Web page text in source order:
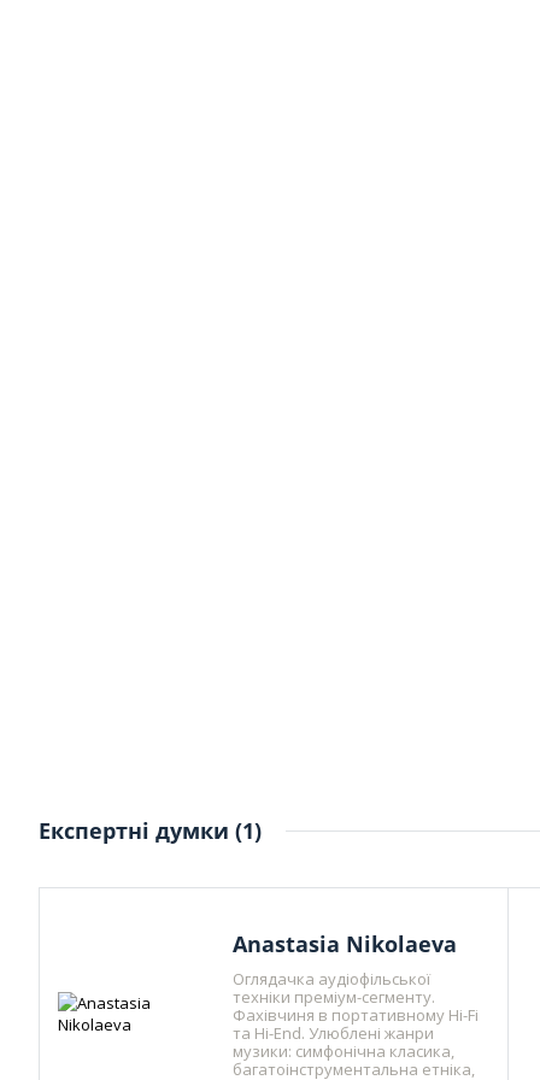
Експертні думки (1)
Anastasia Nikolaeva
Оглядачка аудіофільської
техніки преміум-сегменту.
Фахівчиня в портативному Hi-Fi
та Hi-End. Улюблені жанри
музики: симфонічна класика,
багатоінструментальна етніка,